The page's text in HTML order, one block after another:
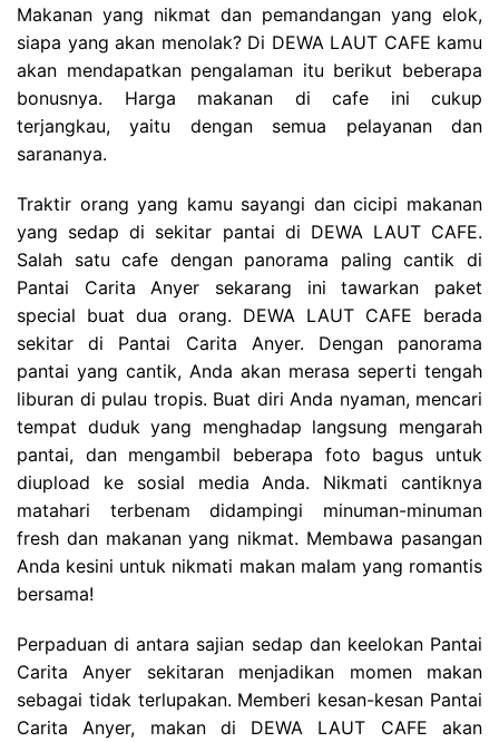
Makanan yang nikmat dan pemandangan yang elok,
siapa yang akan menolak? Di DEWA LAUT CAFE kamu
akan mendapatkan pengalaman itu berikut beberapa
bonusnya. Harga makanan di cafe ini cukup
terjangkau, yaitu dengan semua pelayanan dan
sarananya.
Traktir orang yang kamu sayangi dan cicipi makanan
yang sedap di sekitar pantai di DEWA LAUT CAFE.
Salah satu cafe dengan panorama paling cantik di
Pantai Carita Anyer sekarang ini tawarkan paket
special buat dua orang. DEWA LAUT CAFE berada
sekitar di Pantai Carita Anyer. Dengan panorama
pantai yang cantik, Anda akan merasa seperti tengah
liburan di pulau tropis. Buat diri Anda nyaman, mencari
tempat duduk yang menghadap langsung mengarah
pantai, dan mengambil beberapa foto bagus untuk
diupload ke sosial media Anda. Nikmati cantiknya
matahari terbenam didampingi minuman-minuman
fresh dan makanan yang nikmat. Membawa pasangan
Anda kesini untuk nikmati makan malam yang romantis
bersama!
Perpaduan di antara sajian sedap dan keelokan Pantai
Carita Anyer sekitaran menjadikan momen makan
sebagai tidak terlupakan. Memberi kesan-kesan Pantai
Carita Anyer, makan di DEWA LAUT CAFE akan